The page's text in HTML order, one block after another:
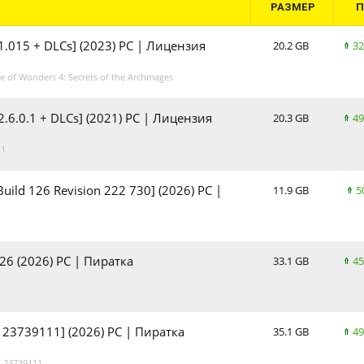
РАЗМЕР
+ DLCs] (2023) PC | Лицензия
of Wonders 4: Secrets of the Archmages
20.2 GB
+ DLCs] (2021) PC | Лицензия 20.3 GB
126 Revision 222 730] (2026) PC | 11.9 GB
(2026) PC | Пиратка 33.1 GB
(2026) PC | Пиратка 35.1 GB